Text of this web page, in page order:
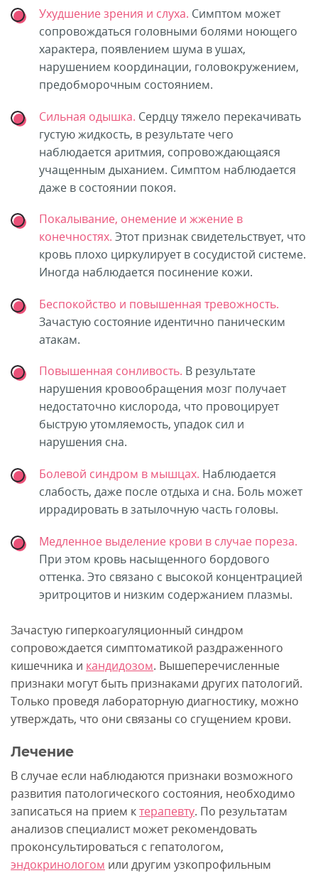
Ухудшение зрения и слуха. Симптом может
сопровождаться головными болями ноющего
характера, появлением шума в ушах,
нарушением координации, головокружением,
предобморочным состоянием.
Сильная одышка. Сердцу тяжело перекачивать
густую жидкость, в результате чего
наблюдается аритмия, сопровождающаяся
учащенным дыханием. Симптом наблюдается
даже в состоянии покоя.
Покалывание, онемение и жжение в
конечностях. Этот признак свидетельствует, что
кровь плохо циркулирует в сосудистой системе.
Иногда наблюдается посинение кожи.
Беспокойство и повышенная тревожность.
Зачастую состояние идентично паническим
атакам.
Повышенная сонливость. В результате
нарушения кровообращения мозг получает
недостаточно кислорода, что провоцирует
быструю утомляемость, упадок сил и
нарушения сна.
Болевой синдром в мышцах. Наблюдается
слабость, даже после отдыха и сна. Боль может
иррадировать в затылочную часть головы.
Медленное выделение крови в случае пореза.
При этом кровь насыщенного бордового
оттенка. Это связано с высокой концентрацией
эритроцитов и низким содержанием плазмы.
Зачастую гиперкоагуляционный синдром
сопровождается симптоматикой раздраженного
кишечника и кандидозом. Вышеперечисленные
признаки могут быть признаками других патологий.
Только проведя лабораторную диагностику, можно
утверждать, что они связаны со сгущением крови.
Лечение
В случае если наблюдаются признаки возможного
развития патологического состояния, необходимо
записаться на прием ктерапевту. По результатам
анализов специалист может рекомендовать
проконсультироваться с гепатологом,
эндокринологом или другим узкопрофильным